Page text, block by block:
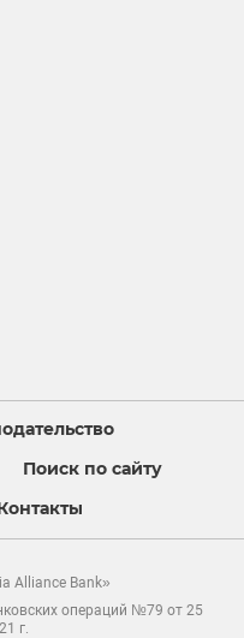
Поиск по сайту
Alliance Bank»
операций №79 от 25
г.